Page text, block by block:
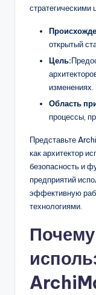
стратегическими
открытый
Цель:
изменениях.
Область
процессы,
Представьте
как архитектор
безопасность и
предприятий
эффективную
технологиями.